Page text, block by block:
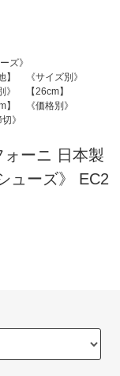
ズ》
】
《サイズ別》
》
【26cm】
】
《価格別》
》
ォーニ 日本製
ューズ》 EC2